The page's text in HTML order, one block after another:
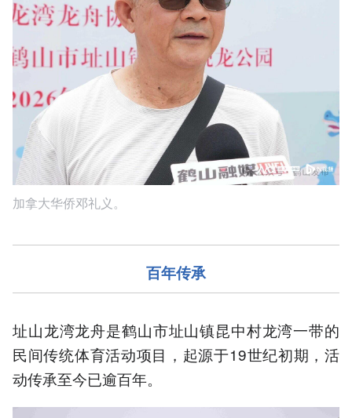
加拿大华侨邓礼义。
百年传承
址山龙湾龙舟是鹤山市址山镇昆中村龙湾一带的
民间传统体育活动项目，起源于19世纪初期，活
动传承至今已逾百年。